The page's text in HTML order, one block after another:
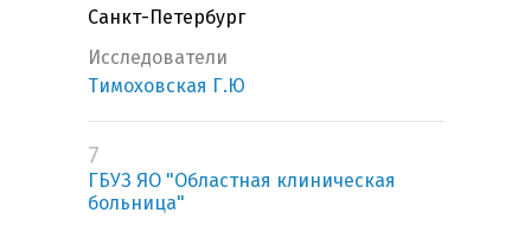
Санкт-Петербург
Исследователи
Тимоховская Г.Ю
7
ГБУЗ ЯО "Областная клиническая
больница"